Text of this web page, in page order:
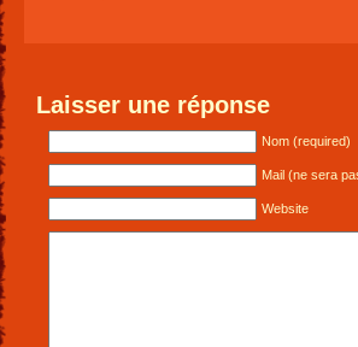
Laisser une réponse
Nom (required)
Mail (ne sera
Website